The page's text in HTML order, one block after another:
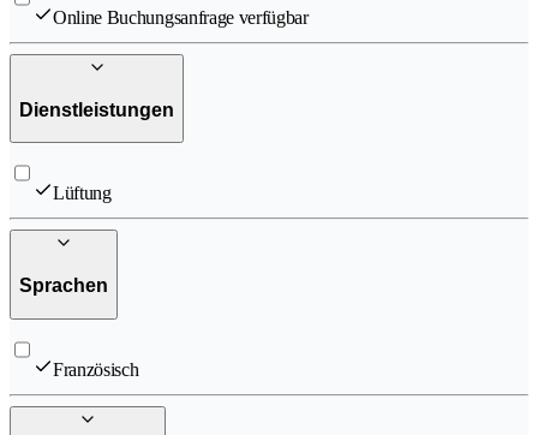
Online Buchungsanfrage verfügbar
Dienstleistungen
Lüftung
Sprachen
Französisch